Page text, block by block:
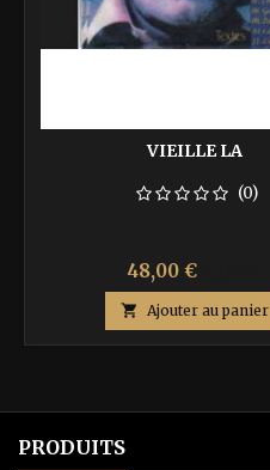
VIEILLE LA
(0)
Prix
48,00 €
base
 Ajouter au panier
PRODUITS